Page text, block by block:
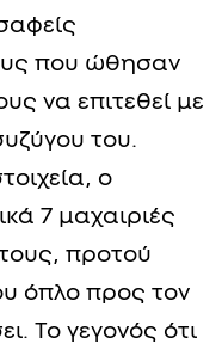
που ώθησαν
να επιτεθεί με
του.
ο
7 μαχαιριές
προτού
όπλο προς τον
Το γεγονός ότι